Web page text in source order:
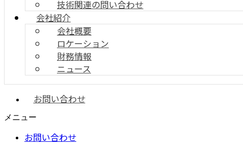
技術関連の問い合わせ
会社紹介
会社概要
ロケーション
財務情報
ニュース
お問い合わせ
メニュー
お問い合わせ